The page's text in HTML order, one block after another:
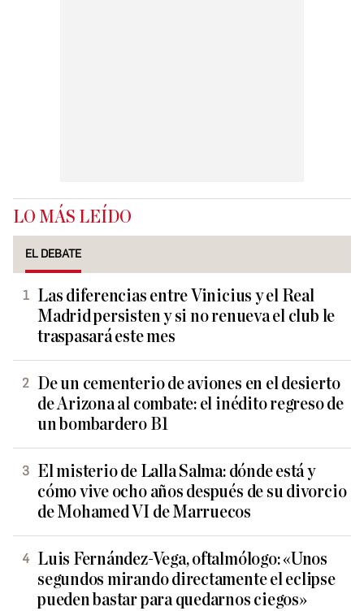
LO MÁS LEÍDO
EL DEBATE
Las diferencias entre Vinicius y el Real
Madrid persisten y si no renueva el club le
traspasará este mes
De un cementerio de aviones en el desierto
de Arizona al combate: el inédito regreso de
un bombardero B1
El misterio de Lalla Salma: dónde está y
cómo vive ocho años después de su divorcio
de Mohamed VI de Marruecos
Luis Fernández-Vega, oftalmólogo: «Unos
segundos mirando directamente el eclipse
pueden bastar para quedarnos ciegos»